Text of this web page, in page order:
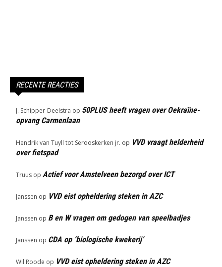
RECENTE REACTIES
J. Schipper-Deelstra op 50PLUS heeft vragen over Oekraïne-
opvang Carmenlaan
Hendrik van Tuyll tot Serooskerken jr. op VVD vraagt helderheid
over fietspad
Truus op Actief voor Amstelveen bezorgd over ICT
Janssen op VVD eist opheldering steken in AZC
Janssen op B en W vragen om gedogen van speelbadjes
Janssen op CDA op ‘biologische kwekerij’
Wil Roode op VVD eist opheldering steken in AZC